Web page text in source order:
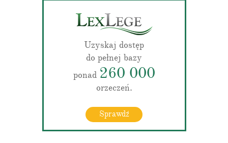
Uzyskaj dostęp
do pełnej bazy
ponad 260 000
orzeczeń.
Sprawdź